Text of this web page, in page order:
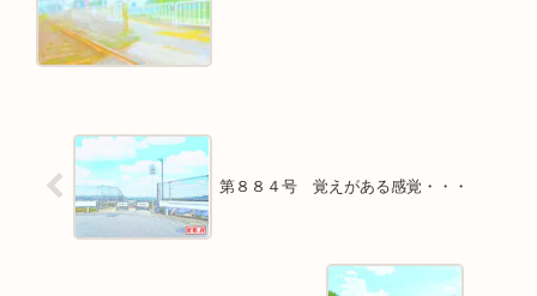
第８８４号 覚えがある感覚・・・